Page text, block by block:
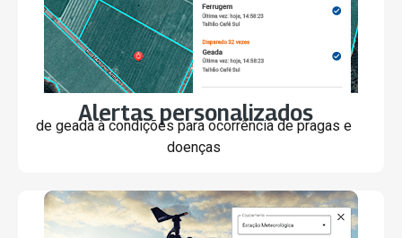
Alertas personalizados
de geada à condições para ocorrência de pragas e
doenças